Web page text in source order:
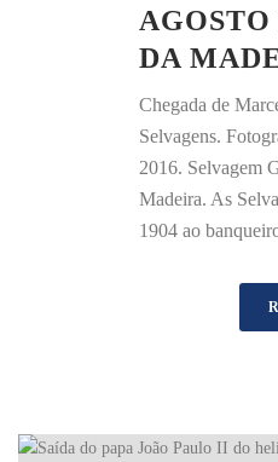
DA
Chegada de
Selvagens.
2016. Selvagem
Madeira. As
1904 ao